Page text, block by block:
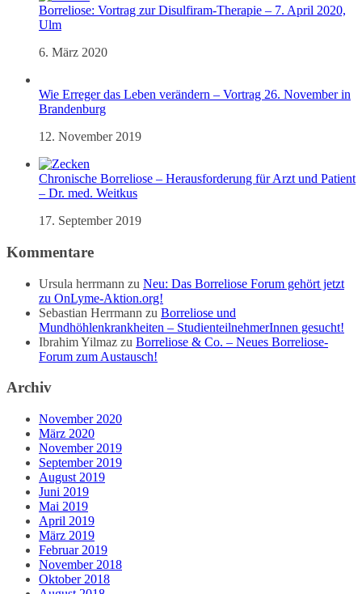
Borreliose: Vortrag zur Disulfiram-Therapie – 7. April 2020,
Ulm
6. März 2020
Wie Erreger das Leben verändern – Vortrag 26. November in
Brandenburg
12. November 2019
Chronische Borreliose – Herausforderung für Arzt und Patient
– Dr. med. Weitkus
17. September 2019
Kommentare
Ursula herrmann zu Neu: Das Borreliose Forum gehört jetzt
zu OnLyme-Aktion.org!
Sebastian Herrmann zu Borreliose und
Mundhöhlenkrankheiten – StudienteilnehmerInnen gesucht!
Ibrahim Yilmaz zu Borreliose & Co. – Neues Borreliose-
Forum zum Austausch!
Archiv
November 2020
März 2020
November 2019
September 2019
August 2019
Juni 2019
Mai 2019
April 2019
März 2019
Februar 2019
November 2018
Oktober 2018